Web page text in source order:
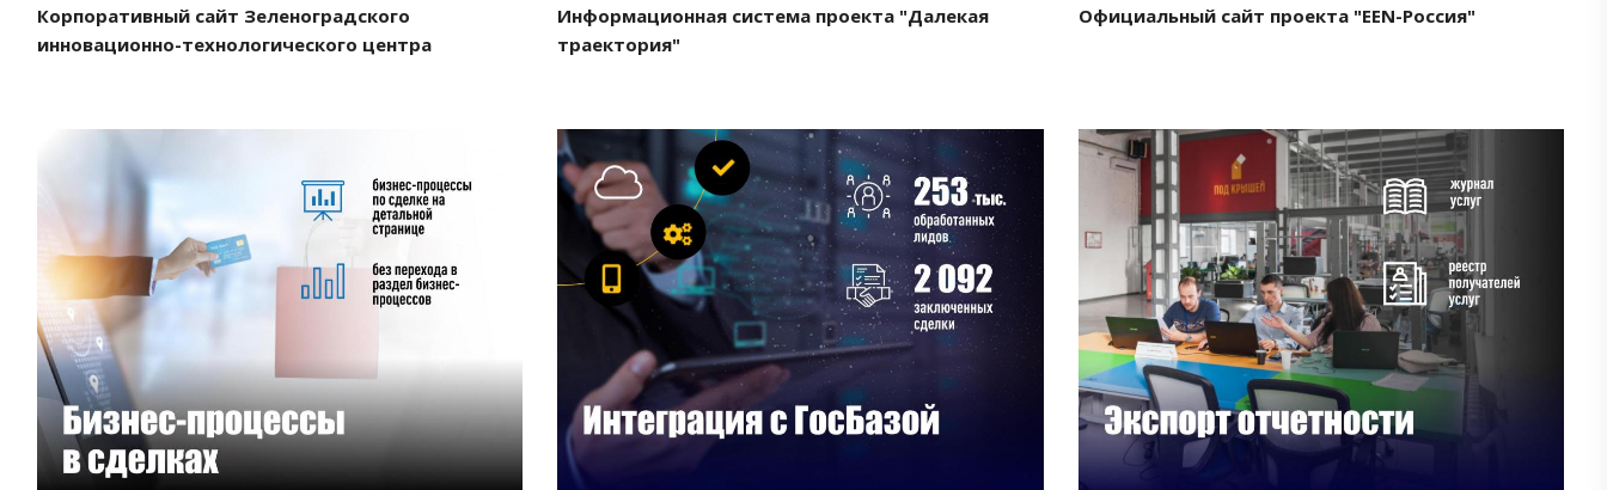
Корпоративный сайт Зеленоградского
инновационно-технологического центра
Информационная система проекта "Далекая
траектория"
Официальный сайт проекта "EEN-Россия"
Смотреть проект Смотреть проект